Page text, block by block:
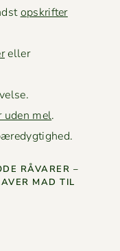
opskrifter
eller
uden mel.
RÅVAR­ER –
MAD TIL